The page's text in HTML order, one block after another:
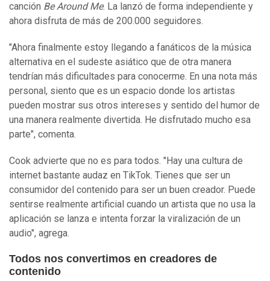
canción Be Around Me. La lanzó de forma independiente y
ahora disfruta de más de 200.000 seguidores.
"Ahora finalmente estoy llegando a fanáticos de la música
alternativa en el sudeste asiático que de otra manera
tendrían más dificultades para conocerme. En una nota más
personal, siento que es un espacio donde los artistas
pueden mostrar sus otros intereses y sentido del humor de
una manera realmente divertida. He disfrutado mucho esa
parte", comenta.
Cook advierte que no es para todos. "Hay una cultura de
internet bastante audaz en TikTok. Tienes que ser un
consumidor del contenido para ser un buen creador. Puede
sentirse realmente artificial cuando un artista que no usa la
aplicación se lanza e intenta forzar la viralización de un
audio", agrega.
Todos nos convertimos en creadores de
contenido